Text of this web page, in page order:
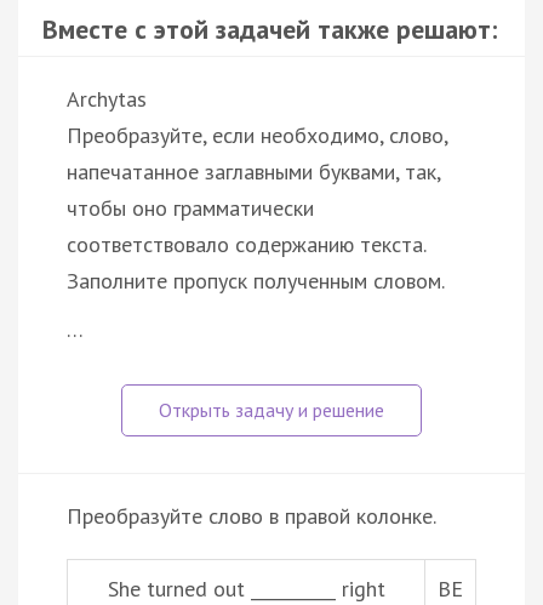
Вместе с этой задачей также решают:
Archytas
Преобразуйте, если необходимо, слово,
напечатанное заглавными буквами, так,
чтобы оно грамматически
соответствовало содержанию текста.
Заполните пропуск полученным словом.
…
Преобразуйте слово в правой колонке.
She turned out __________ right
BE